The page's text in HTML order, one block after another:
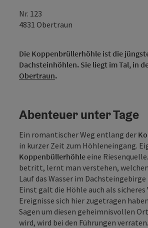
Nr. 123
4831 Obertraun
Die Koppenbrüllerhöhle ist die
Dachsteinhöhlen. Sie liegt im Tal, in
Obertraun.
Abenteuer unter Tage
Ein romantischer Weg entlang der
in kurzer Zeit zum Höhleneingang.
Koppenbüllerhöhle eine
betritt, lernt man verstehen,
Lauf das Wasser im
Einst galt die Höhle auch als sicheres
Ereignisse sich hier zugetragen
Sagen um diesen geheimnisvollen
wird, wird bei den Führungen verraten.